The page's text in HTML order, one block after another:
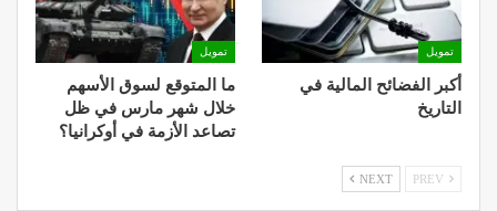
تمويل
أكبر الفضائح المالية في
التاريخ
تمويل
ما المتوقع لسوق الأسهم
خلال شهر مارس في ظل
تصاعد الأزمة في أوكرانيا؟
NEXT